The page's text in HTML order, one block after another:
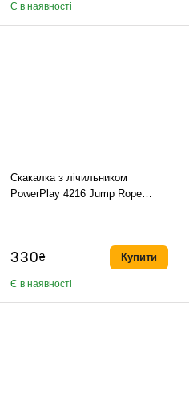
Є в наявності
Скакалка з лічильником
PowerPlay 4216 Jump Rope
330₴
Є в наявності
Купити